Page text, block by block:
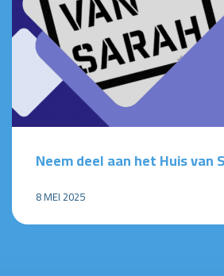
Neem deel aan het Huis van
8 MEI 2025